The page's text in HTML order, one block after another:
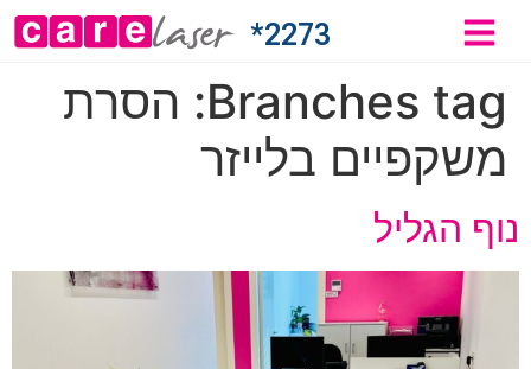
2273*
Branches tag: הסרת
משקפיים בלייזר
נוף הגליל